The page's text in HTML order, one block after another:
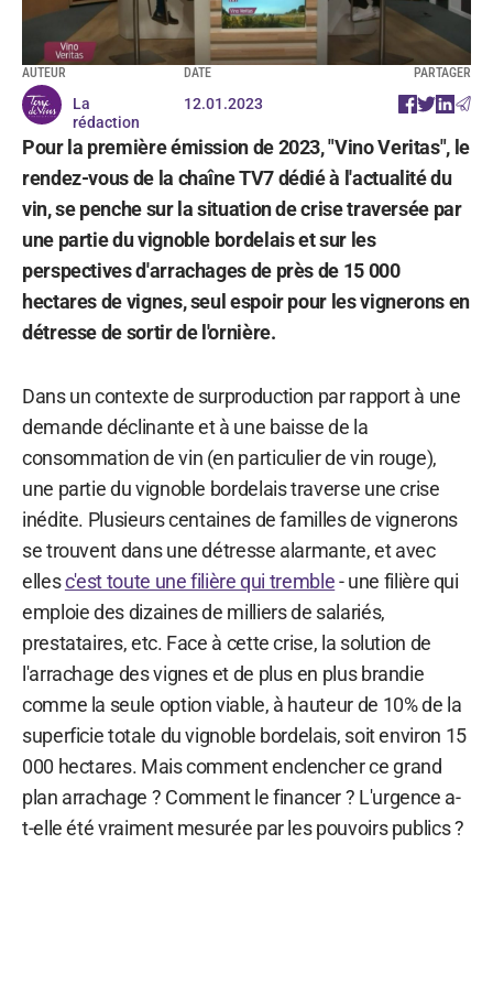
AUTEUR
La
rédaction
DATE
12.01.2023
PARTAGER
Pour la première émission de 2023, "Vino Veritas", le
rendez-vous de la chaîne TV7 dédié à l'actualité du
vin, se penche sur la situation de crise traversée par
une partie du vignoble bordelais et sur les
perspectives d'arrachages de près de 15 000
hectares de vignes, seul espoir pour les vignerons en
détresse de sortir de l'ornière.
Dans un contexte de surproduction par rapport à une
demande déclinante et à une baisse de la
consommation de vin (en particulier de vin rouge),
une partie du vignoble bordelais traverse une crise
inédite. Plusieurs centaines de familles de vignerons
se trouvent dans une détresse alarmante, et avec
ellesc'est toute une filière qui tremble- une filière qui
emploie des dizaines de milliers de salariés,
prestataires, etc. Face à cette crise, la solution de
l'arrachage des vignes et de plus en plus brandie
comme la seule option viable, à hauteur de 10% de la
superficie totale du vignoble bordelais, soit environ 15
000 hectares. Mais comment enclencher ce grand
plan arrachage ? Comment le financer ? L'urgence a-
t-elle été vraiment mesurée par les pouvoirs publics ?